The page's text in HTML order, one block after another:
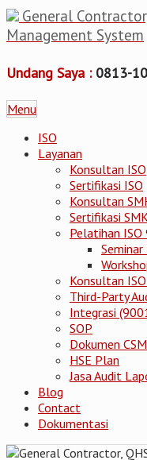
General
Management System
Undang Saya : 0813-
Menu
ISO
Layanan
Konsultan ISO
Sertifikasi ISO
Konsultan
Sertifikasi
Pelatihan ISO
Konsultan
Third-Party
Integrasi
SOP
Dokumen
HSE Plan
Jasa Audit
Blog
Contact
Dokumentasi